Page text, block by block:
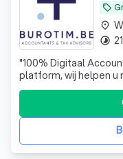
local_offer
"100% Digitaal
platform, wij helpen u
uw papierenlast.
eerlijk en transparant.
berekeningsmodule
onderdeel van
place
timelapse